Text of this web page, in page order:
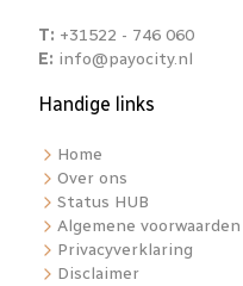
T: +31522 - 746 060
E: info@payocity.nl
Handige links
Home
Over ons
Status HUB
Algemene voorwaarden
Privacyverklaring
Disclaimer